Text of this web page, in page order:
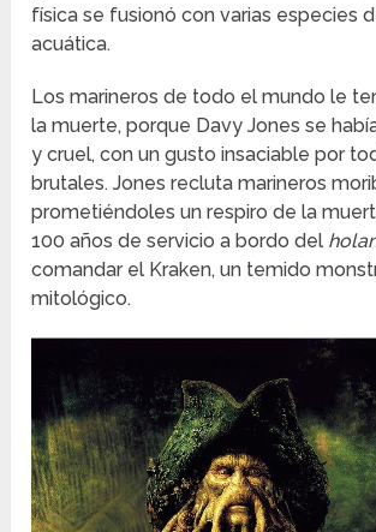
física se fusionó con varias especies
acuática.
Los marineros de todo el mundo le
la muerte, porque Davy Jones se
y cruel, con un gusto insaciable por
brutales. Jones recluta marineros
prometiéndoles un respiro de la
100 años de servicio a bordo del
comandar el Kraken, un temido
mitológico.